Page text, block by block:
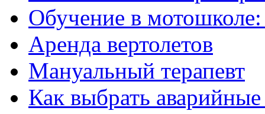
Обучение в
Аренда вертолетов
Мануальный терапевт
Как выбрать